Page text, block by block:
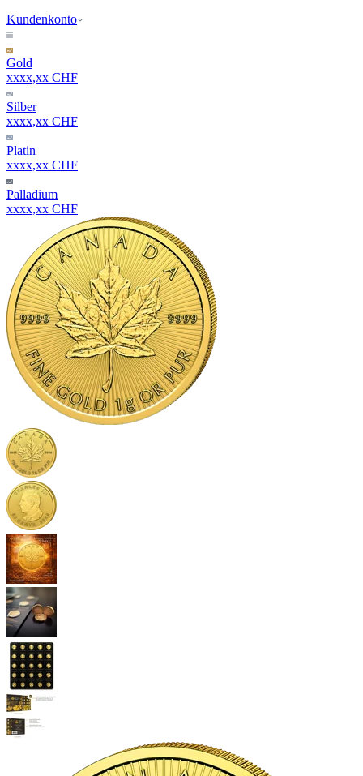
Kundenkonto
Gold
xxxx,xx CHF
Silber
xxxx,xx CHF
Platin
xxxx,xx CHF
Palladium
xxxx,xx CHF